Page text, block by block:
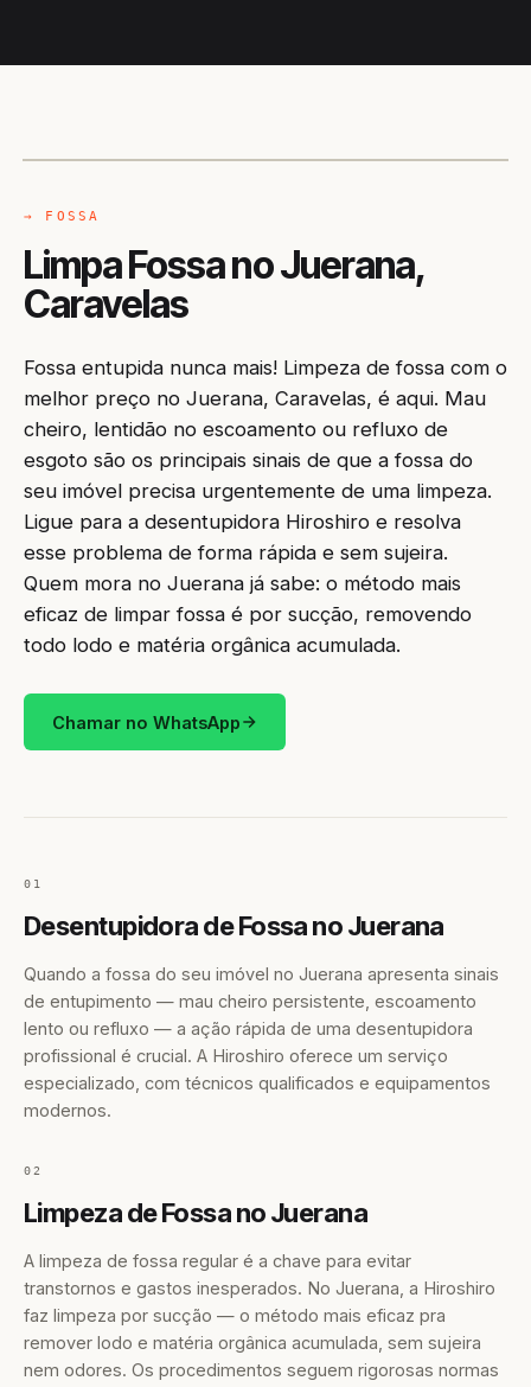
→ FOSSA
Limpa Fossa no Juerana,
Caravelas
Fossa entupida nunca mais! Limpeza de fossa com o
melhor preço no Juerana, Caravelas, é aqui. Mau
cheiro, lentidão no escoamento ou refluxo de
esgoto são os principais sinais de que a fossa do
seu imóvel precisa urgentemente de uma limpeza.
Ligue para a desentupidora Hiroshiro e resolva
esse problema de forma rápida e sem sujeira.
Quem mora no Juerana já sabe: o método mais
eficaz de limpar fossa é por sucção, removendo
todo lodo e matéria orgânica acumulada.
Chamar no WhatsApp
01
Desentupidora de Fossa no Juerana
Quando a fossa do seu imóvel no Juerana apresenta sinais
de entupimento — mau cheiro persistente, escoamento
lento ou refluxo — a ação rápida de uma desentupidora
profissional é crucial. A Hiroshiro oferece um serviço
especializado, com técnicos qualificados e equipamentos
modernos.
02
Limpeza de Fossa no Juerana
A limpeza de fossa regular é a chave para evitar
transtornos e gastos inesperados. No Juerana, a Hiroshiro
faz limpeza por sucção — o método mais eficaz pra
remover lodo e matéria orgânica acumulada, sem sujeira
nem odores. Os procedimentos seguem rigorosas normas